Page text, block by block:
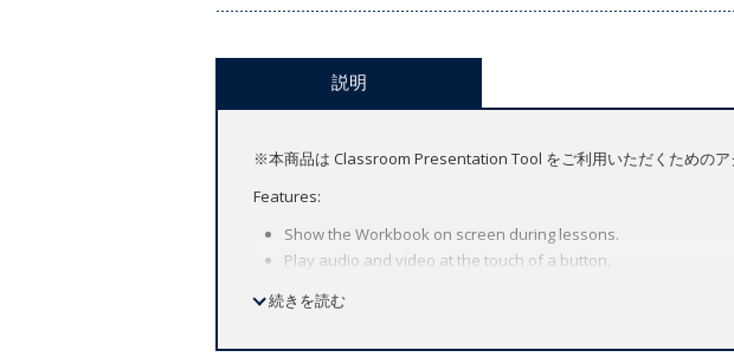
説明
※本商品は Classroom Presentation Tool をご利用いただくためのア
Features:
Show the Workbook on screen during lessons.
Play audio and video at the touch of a button.
Look-up words on-screen with the integrated dictionary.
続きを読む